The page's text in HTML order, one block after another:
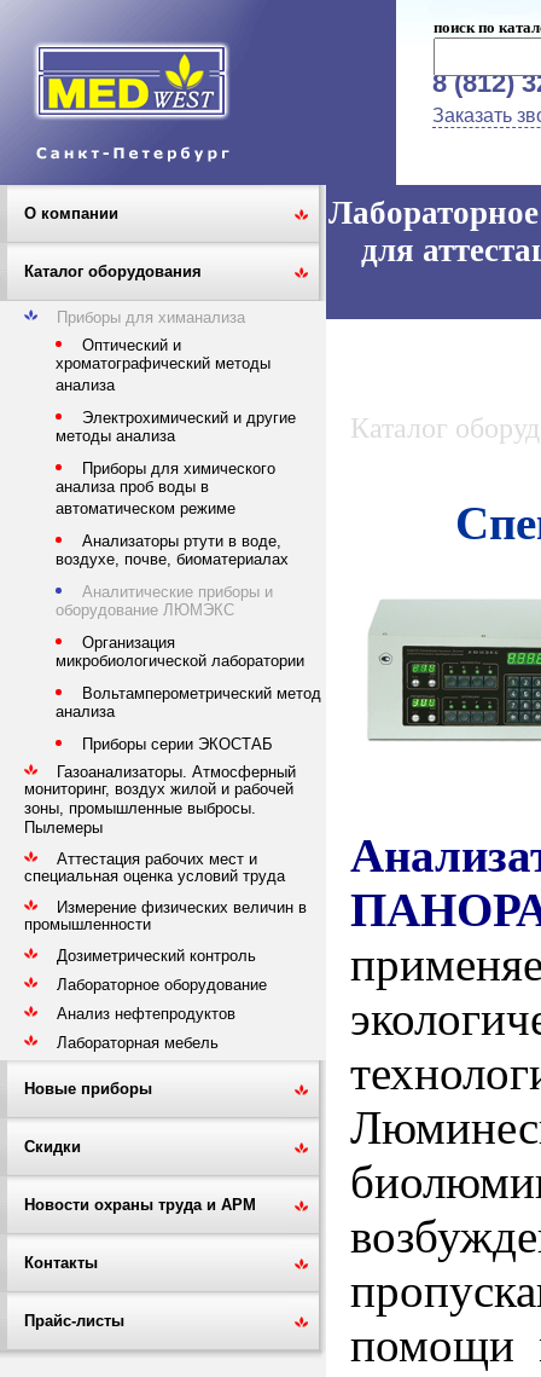
поиск по
8 (812)
Заказать
О компании
Каталог оборудования
Приборы для химанализа
Оптический и
хроматографический методы
анализа
Электрохимический и другие
методы анализа
Приборы для химического
анализа проб воды в
автоматическом режиме
Анализаторы ртути в воде,
воздухе, почве, биоматериалах
Аналитические приборы и
оборудование ЛЮМЭКС
Организация
микробиологической лаборатории
Вольтамперометрический метод
анализа
Приборы серии ЭКОСТАБ
Газоанализаторы. Атмосферный
мониторинг, воздух жилой и рабочей
зоны, промышленные выбросы.
Пылемеры
Аттестация рабочих мест и
специальная оценка условий труда
Измерение физических величин в
промышленности
Дозиметрический контроль
Лабораторное оборудование
Анализ нефтепродуктов
Лабораторная мебель
Новые приборы
Скидки
Новости охраны труда и АРМ
Контакты
Прайс-листы
для
Каталог
помощи